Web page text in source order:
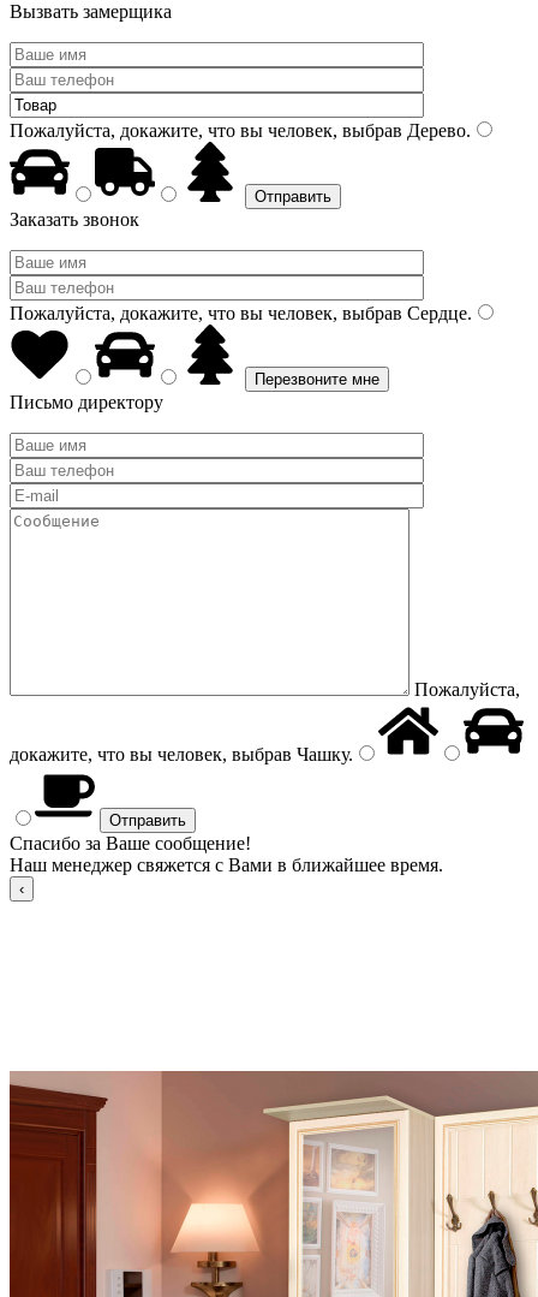
Вызвать замерщика
Пожалуйста, докажите, что вы человек, выбрав Дерево.
Заказать звонок
Пожалуйста, докажите, что вы человек, выбрав Сердце.
Письмо директору
Пожалуйста,
докажите, что вы человек, выбрав Чашку.
Спасибо за Ваше сообщение!
Наш менеджер свяжется с Вами в ближайшее время.